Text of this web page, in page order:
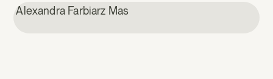
Alexandra Farbiarz Mas